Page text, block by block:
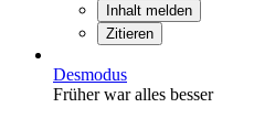
Inhalt melden
Zitieren
Desmodus
Früher war alles besser